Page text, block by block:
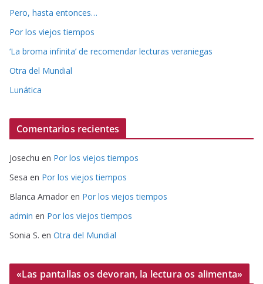
Pero, hasta entonces…
Por los viejos tiempos
‘La broma infinita’ de recomendar lecturas veraniegas
Otra del Mundial
Lunática
Comentarios recientes
Josechu en Por los viejos tiempos
Sesa en Por los viejos tiempos
Blanca Amador en Por los viejos tiempos
admin en Por los viejos tiempos
Sonia S. en Otra del Mundial
«Las pantallas os devoran, la lectura os alimenta»